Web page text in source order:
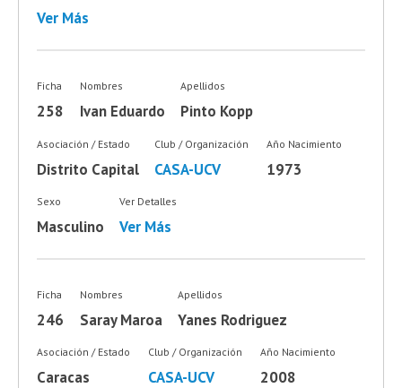
Ver Más
Ficha
258
Nombres
Ivan Eduardo
Apellidos
Pinto Kopp
Asociación / Estado
Distrito Capital
Club / Organización
CASA-UCV
Año Nacimiento
1973
Sexo
Masculino
Ver Detalles
Ver Más
Ficha
246
Nombres
Saray Maroa
Apellidos
Yanes Rodriguez
Asociación / Estado
Caracas
Club / Organización
CASA-UCV
Año Nacimiento
2008